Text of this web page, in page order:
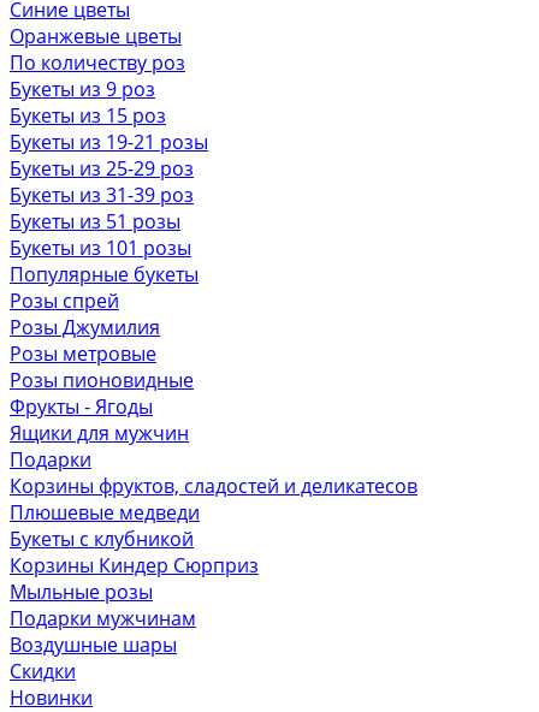
Синие цветы
Оранжевые цветы
По количеству роз
Букеты из 9 роз
Букеты из 15 роз
Букеты из 19-21 розы
Букеты из 25-29 роз
Букеты из 31-39 роз
Букеты из 51 розы
Букеты из 101 розы
Популярные букеты
Розы спрей
Розы Джумилия
Розы метровые
Розы пионовидные
Фрукты - Ягоды
Ящики для мужчин
Подарки
Корзины фруктов, сладостей и деликатесов
Плюшевые медведи
Букеты с клубникой
Корзины Киндер Сюрприз
Мыльные розы
Подарки мужчинам
Воздушные шары
Скидки
Новинки